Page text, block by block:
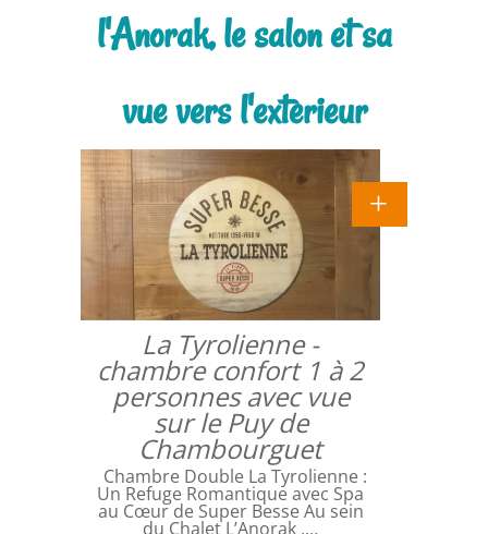
l'Anorak, le salon et sa
vue vers l'exterieur
La Tyrolienne -
chambre confort 1 à 2
personnes avec vue
sur le Puy de
Chambourguet
Chambre Double La Tyrolienne :
Un Refuge Romantique avec Spa
au Cœur de Super Besse Au sein
du Chalet L’Anorak ,…